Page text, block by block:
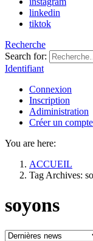
linkedin
tiktok
Recherche
Search for:
Identifiant
Connexion
Inscription
Adiministration
Créer un compte
You are here:
ACCUEIL
Tag Archives:
soyons